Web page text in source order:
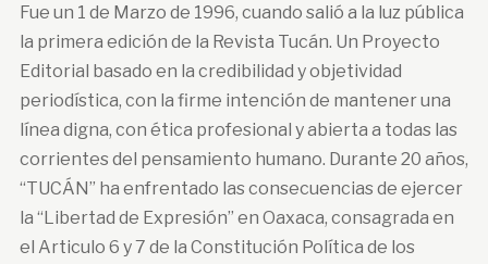
Fue un 1 de Marzo de 1996, cuando salió a la luz pública
la primera edición de la Revista Tucán. Un Proyecto
Editorial basado en la credibilidad y objetividad
periodística, con la firme intención de mantener una
línea digna, con ética profesional y abierta a todas las
corrientes del pensamiento humano. Durante 20 años,
“TUCÁN” ha enfrentado las consecuencias de ejercer
la “Libertad de Expresión” en Oaxaca, consagrada en
el Articulo 6 y 7 de la Constitución Política de los